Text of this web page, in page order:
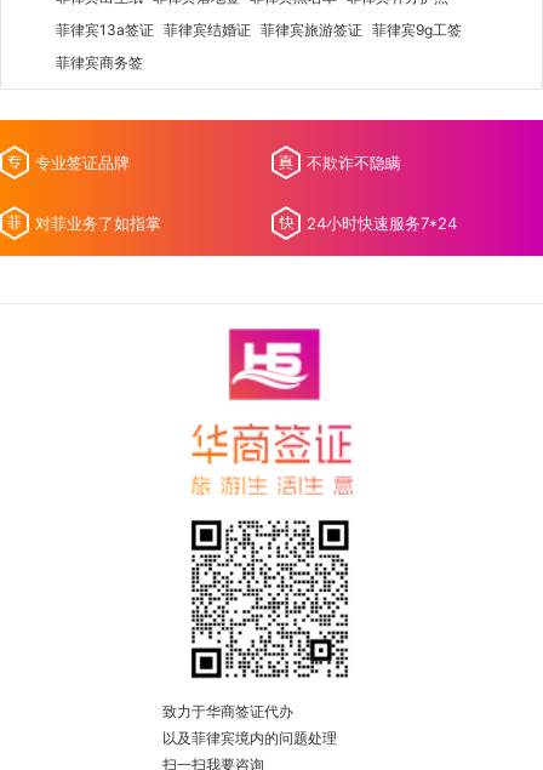
菲律宾13a签证 菲律宾结婚证 菲律宾旅游签证 菲律宾9g工签
菲律宾商务签
专业签证品牌 不欺诈不隐瞒
对菲业务了如指掌 24小时快速服务7*24
致力于华商签证代办
以及菲律宾境内的问题处理
扫一扫我要咨询